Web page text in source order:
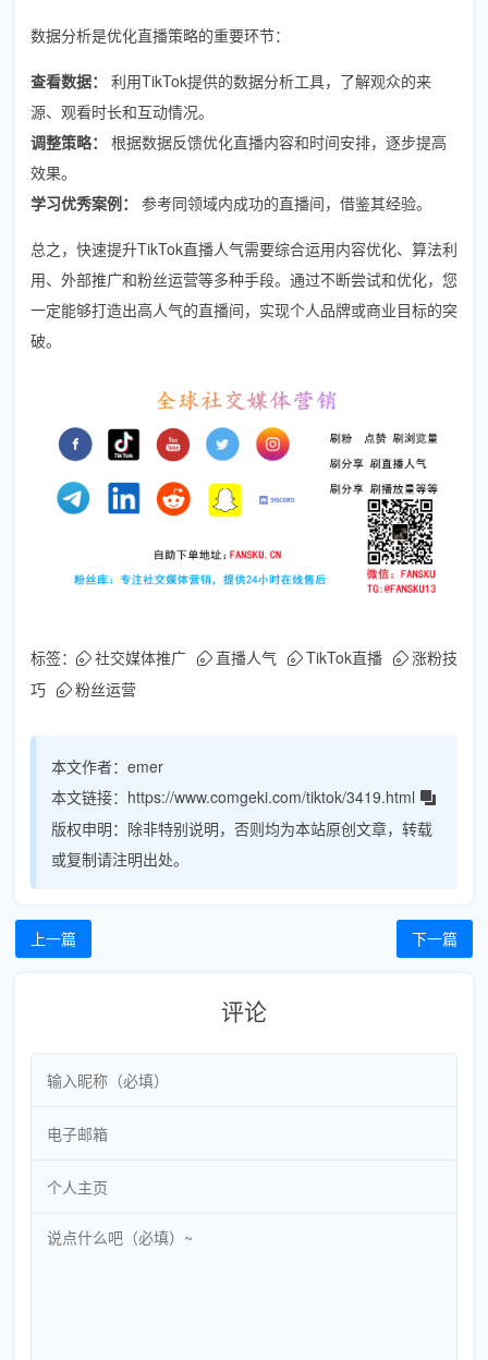
数据分析是优化直播策略的重要环节：
查看数据：
利用TikTok提供的数据分析工具，了解观众的来
源、观看时长和互动情况。
调整策略：
根据数据反馈优化直播内容和时间安排，逐步提高
效果。
学习优秀案例：
参考同领域内成功的直播间，借鉴其经验。
总之，快速提升TikTok直播人气需要综合运用内容优化、算法利
用、外部推广和粉丝运营等多种手段。通过不断尝试和优化，您
一定能够打造出高人气的直播间，实现个人品牌或商业目标的突
破。
标签： 社交媒体推广 直播人气 TikTok直播
涨粉技
巧
粉丝运营
本文作者： emer
本文链接： https://www.comgeki.com/tiktok/3419.html
版权申明： 除非特别说明，否则均为本站原创文章，转载
或复制请注明出处。
上一篇 下一篇
评论